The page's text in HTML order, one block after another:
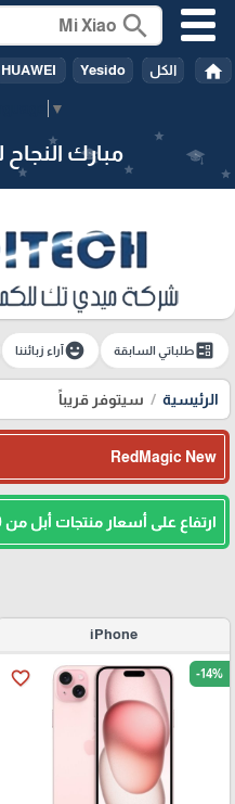
▼
search
home الكل HUAWEI Yesido
مبارك
ballotطلباتي السابقة emoji_emotionsآراء زبائننا
الرئيسية سيتوفر قريباً
RedMagic New
ارتفاع على أسعار منتجات أبل من 20% - 40% !!!
iPhone
favorite_border -14%